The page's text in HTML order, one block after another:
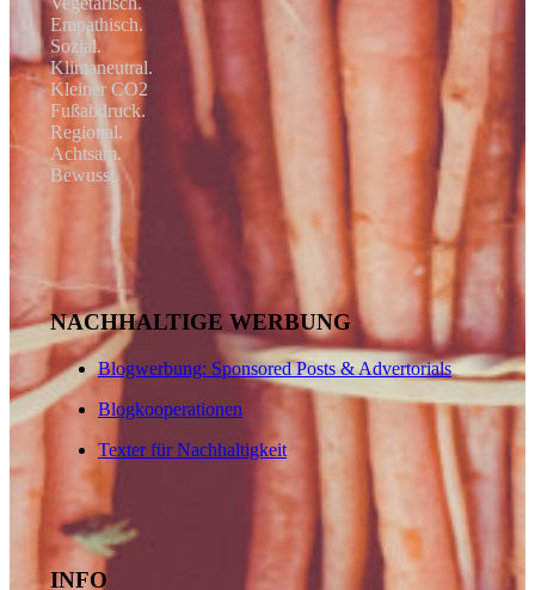
Empathisch.
Sozial.
Klimaneutral.
Kleiner CO2
Fußabdruck.
Regional.
Achtsam.
Bewusst.
NACHHALTIGE WERBUNG
Blogwerbung: Sponsored Posts & Advertorials
Blogkooperationen
Texter für Nachhaltigkeit
INFO